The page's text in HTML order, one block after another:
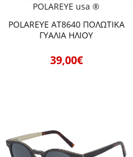
POLAREYE usa ®
POLAREYE AT8640 ΠΟΛΩΤΙΚΑ
ΓΥΑΛΙΑ ΗΛΙΟΥ
39,00€